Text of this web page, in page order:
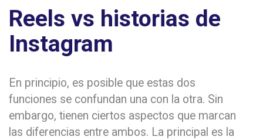
Reels vs historias de
Instagram
En principio, es posible que estas dos
funciones se confundan una con la otra. Sin
embargo, tienen ciertos aspectos que marcan
las diferencias entre ambos. La principal es la